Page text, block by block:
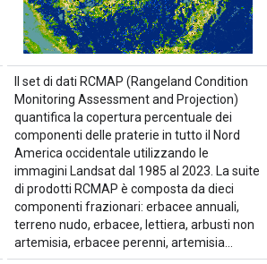
Il set di dati RCMAP (Rangeland Condition
Monitoring Assessment and Projection)
quantifica la copertura percentuale dei
componenti delle praterie in tutto il Nord
America occidentale utilizzando le
immagini Landsat dal 1985 al 2023. La suite
di prodotti RCMAP è composta da dieci
componenti frazionari: erbacee annuali,
terreno nudo, erbacee, lettiera, arbusti non
artemisia, erbacee perenni, artemisia…